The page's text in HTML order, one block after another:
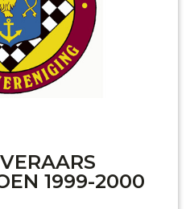
1999-2000